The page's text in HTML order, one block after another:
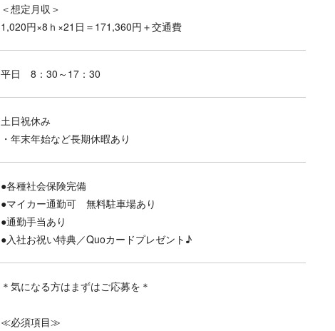
＜想定月収＞
1,020円×8ｈ×21日＝171,360円＋交通費
平日 8：30～17：30
土日祝休み
・年末年始など長期休暇あり
●各種社会保険完備
●マイカー通勤可 無料駐車場あり
●通勤手当あり
●入社お祝い特典／Quoカードプレゼント♪
＊気になる方はまずはご応募を＊
≪必須項目≫